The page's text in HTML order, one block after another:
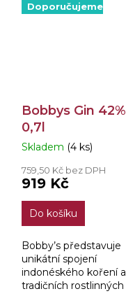
Doporučujeme
Bobbys Gin 42%
0,7l
Průměrné
produktu
je
3,8
5
hvězdiček.
Skladem (4 ks)
759,50 Kč bez DPH
919 Kč
Do košíku
Bobby’s představuje
unikátní spojení
indonéského koření a
tradičních rostlinných